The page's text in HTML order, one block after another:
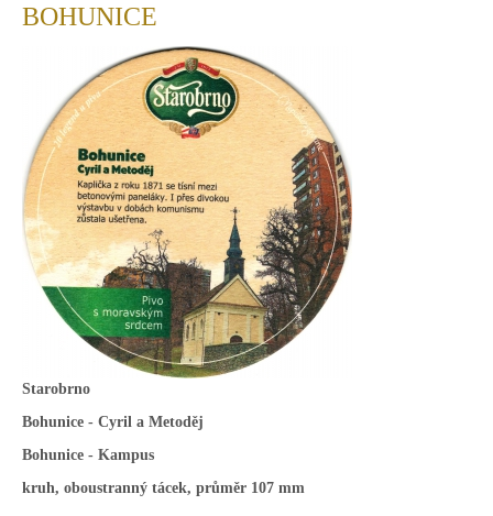
BOHUNICE
Starobrno
Bohunice - Cyril a Metoděj
Bohunice - Kampus
kruh, oboustranný tácek, průměr 107 mm